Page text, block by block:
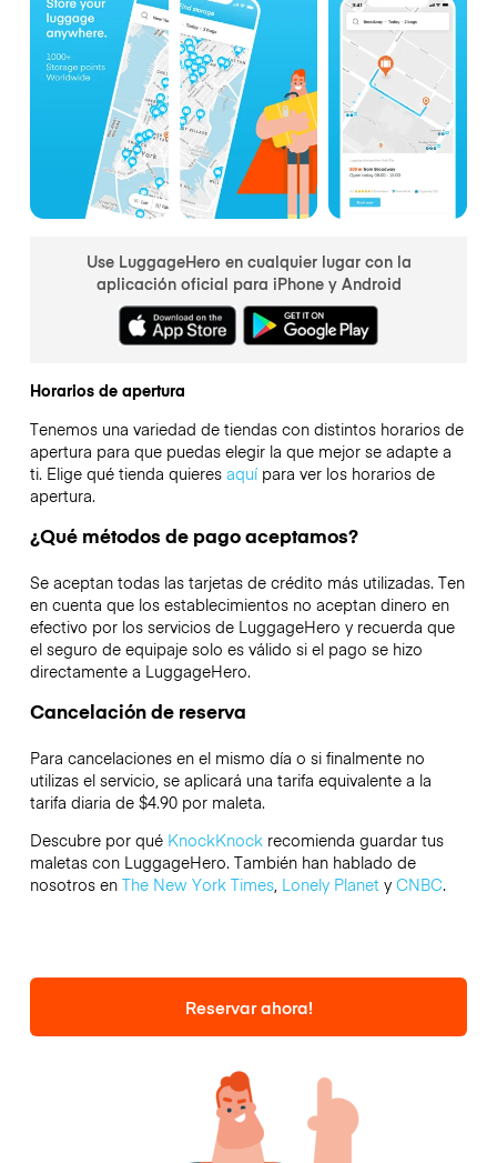
Use LuggageHero en cualquier lugar con la
aplicación oficial para iPhone y Android
Horarios de apertura
Tenemos una variedad de tiendas con distintos horarios de
apertura para que puedas elegir la que mejor se adapte a
ti. Elige qué tienda quieres aquípara ver los horarios de
apertura.
¿Qué métodos de pago aceptamos?
Se aceptan todas las tarjetas de crédito más utilizadas. Ten
en cuenta que los establecimientos no aceptan dinero en
efectivo por los servicios de LuggageHero y recuerda que
el seguro de equipaje solo es válido si el pago se hizo
directamente a LuggageHero.
Cancelación de reserva
Para cancelaciones en el mismo día o si finalmente no
utilizas el servicio, se aplicará una tarifa equivalente a la
tarifa diaria de $4.90 por maleta.
Descubre por qué KnockKnockrecomienda guardar tus
maletas con LuggageHero. También han hablado de
nosotros en The New York Times, Lonely Planety CNBC.
Reservar ahora!